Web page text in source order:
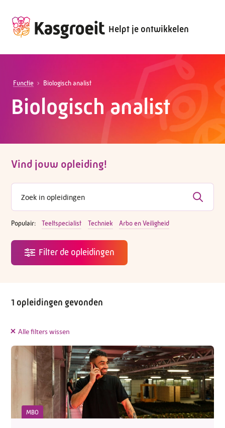
Helpt je ontwikkelen
Functie Biologisch analist
Biologisch analist
Vind jouw opleiding!
Populair: Teeltspecialist Techniek Arbo en Veiligheid
1 opleidingen gevonden
Alle filters wissen
MBO